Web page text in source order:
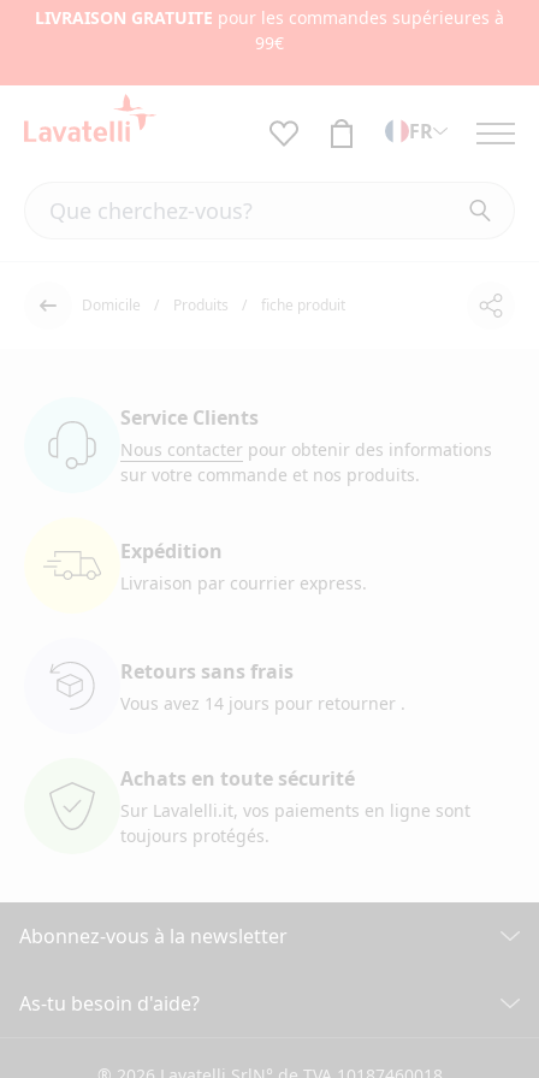
LIVRAISON GRATUITE pour les commandes supérieures à
99€
FR
Dos Domicile Produits fiche produit
Service Clients
Nous contacter pour obtenir des informations
sur votre commande et nos produits.
Expédition
Livraison par courrier express.
Retours sans frais
Vous avez 14 jours pour retourner .
Achats en toute sécurité
Sur Lavalelli.it, vos paiements en ligne sont
toujours protégés.
Abonnez-vous à la newsletter
As-tu besoin d'aide?